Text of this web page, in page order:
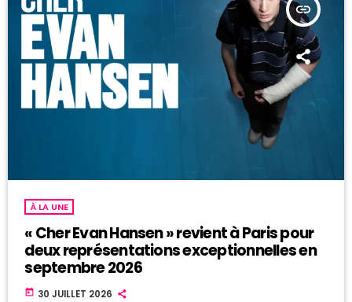
insert_link
À LA UNE
« Cher Evan Hansen » revient à Paris pour
deux représentations exceptionnelles en
septembre 2026
today 30 JUILLET 2026